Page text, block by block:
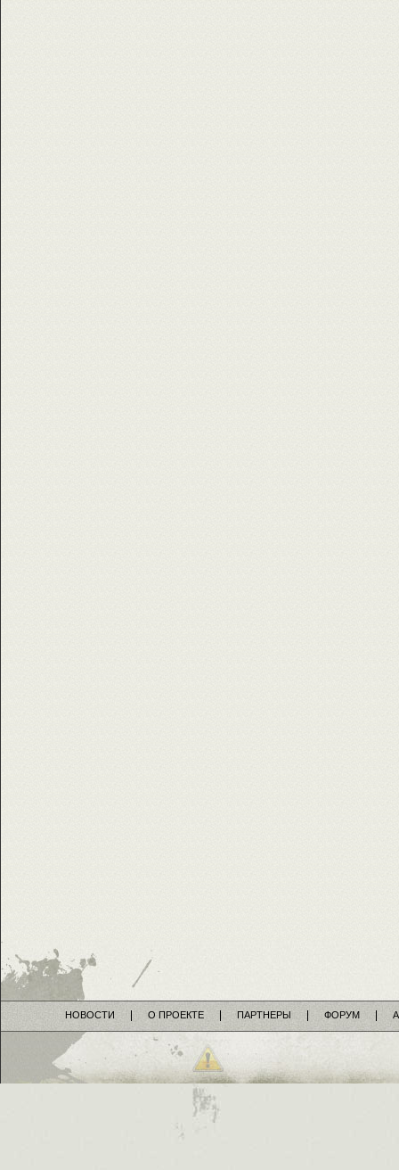
НОВОСТИ О ПРОЕКТЕ ПАРТНЕРЫ ФОРУМ